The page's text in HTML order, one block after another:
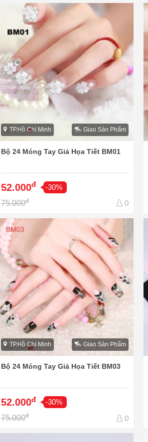
TP.Hồ Chí Minh Giao Sản Phẩm
Bộ 24 Móng Tay Giả Họa Tiết BM01
52.000đ
-30%
75.000đ 0
TP.Hồ Chí Minh Giao Sản Phẩm
Bộ 24 Móng Tay Giả Họa Tiết BM03
52.000đ
-30%
75.000đ 0